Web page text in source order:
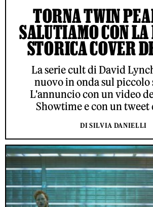
TORNA TWIN
SALUTIAMO CON
STORICA COVER
La serie cult di David
nuovo in onda sul piccolo
L'annuncio con un video
Showtime e con un
DI SILVIA DANIELLI